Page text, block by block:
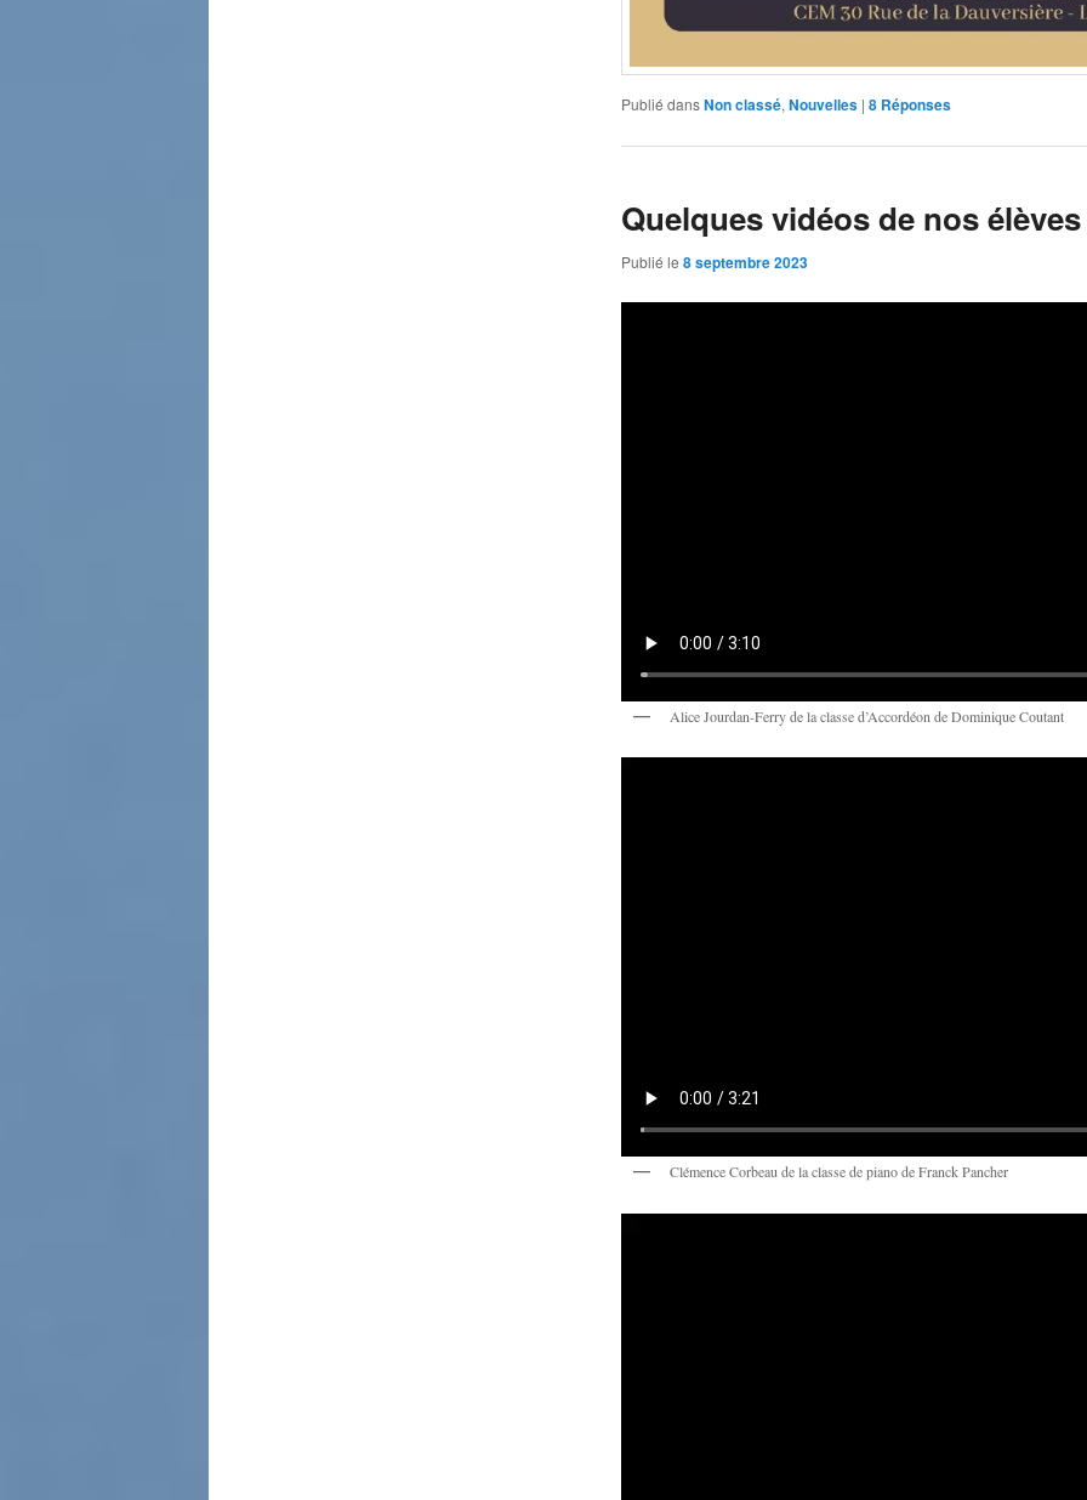
Publié dansNon classé,Nouvelles | 8 Réponses
Quelques vidéos de nos
Publié le 8 septembre 2023
Alice Jourdan-Ferry de la classe d’Accordéon de Dominique Coutant
Clémence Corbeau de la classe de piano de Franck Pancher